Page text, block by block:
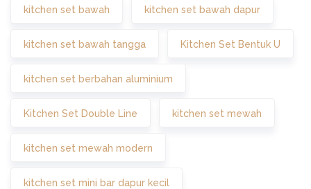
kitchen set bawah kitchen set bawah dapur
kitchen set bawah tangga Kitchen Set Bentuk U
kitchen set berbahan aluminium
Kitchen Set Double Line kitchen set mewah
kitchen set mewah modern
kitchen set mini bar dapur kecil